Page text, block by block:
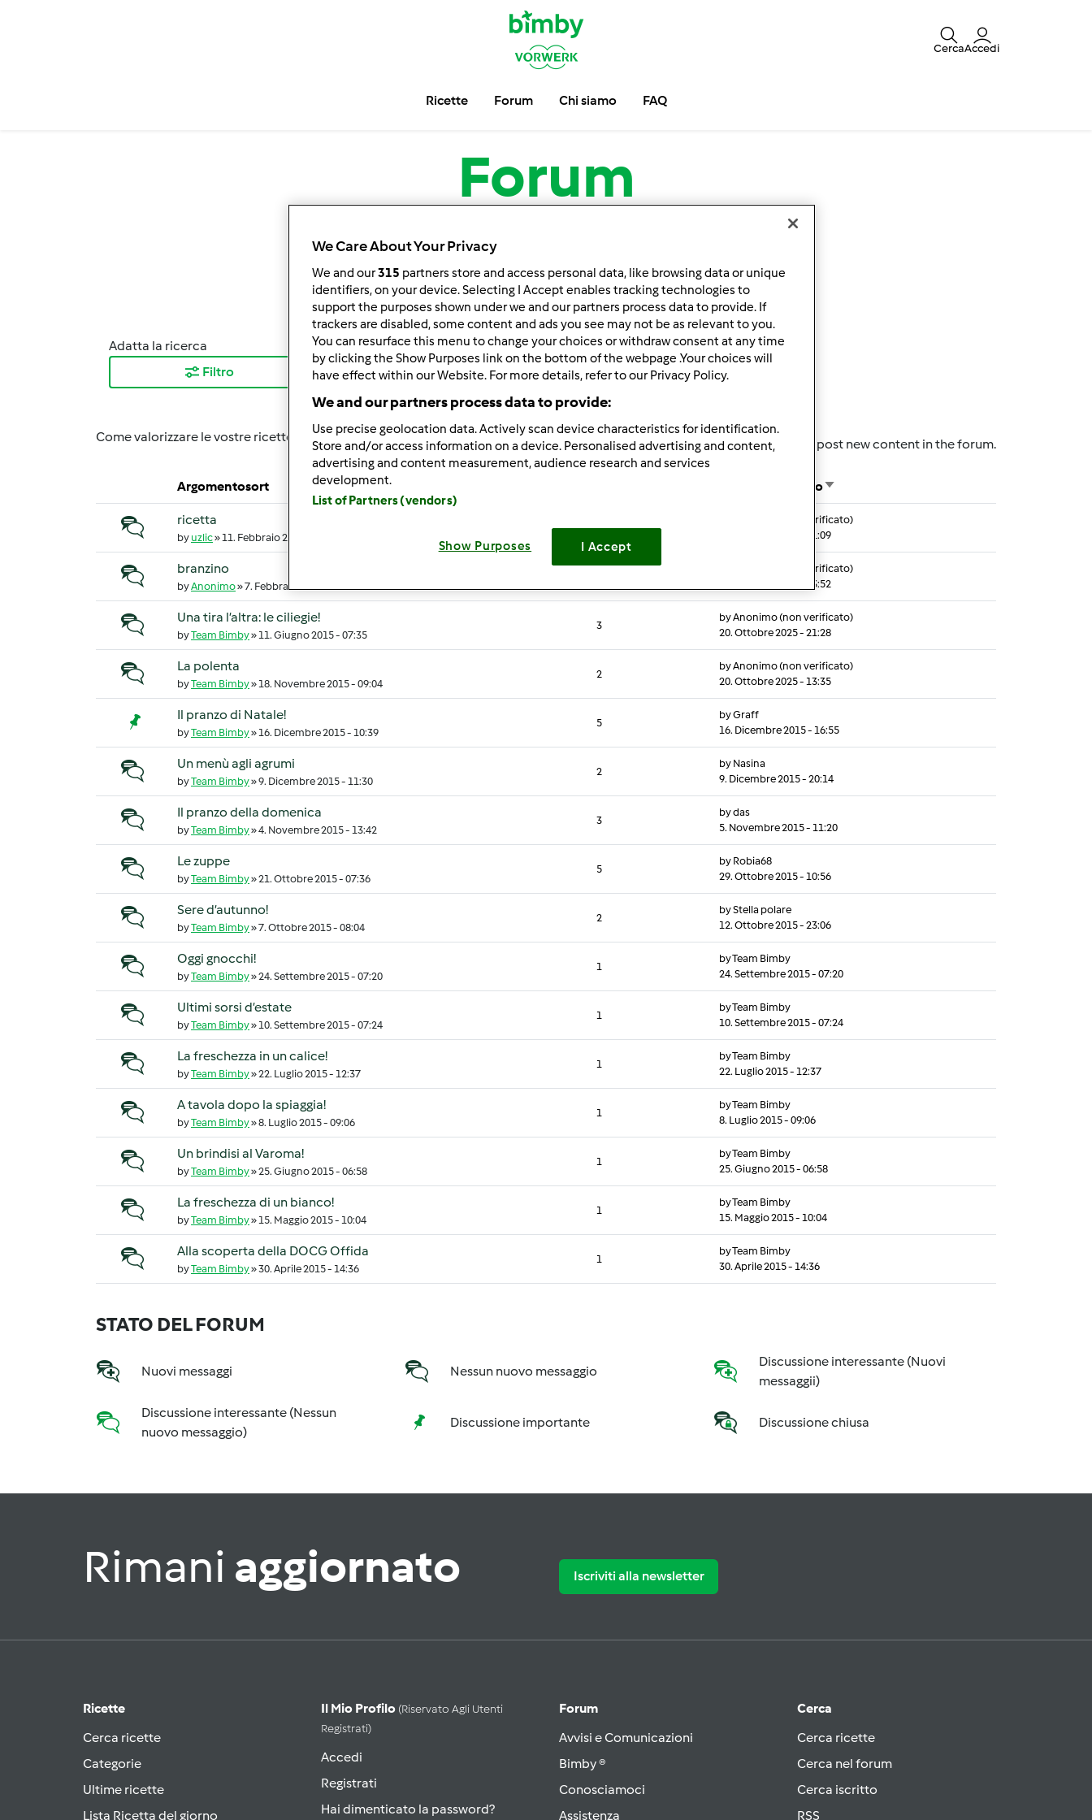
CercaAccedi
Ricette Forum Chi siamo FAQ
Forum
Adatta la ricerca
Filtro
Ordina per:
I risultati più recenti
Risultati per pagina:
10
Log in to post new content in the forum.
Come valorizzare le vostre ricette con il vino giusto!
Argomentosort Ultimo messaggioSort ascending
Discussione normale
ricetta
by uzlic»11. Febbraio 2016 - 12:08
6
Anonimo (non verificato)
22. Ottobre 2025 - 01:09
Discussione normale
branzino
byAnonimo»7. Febbraio 2016 - 13:48
Anonimo (non verificato)
21. Ottobre 2025 - 23:52
Discussione normale
Una tira l’altra: le ciliegie!
byTeam Bimby»11. Giugno 2015 - 07:35
3
byAnonimo (non verificato)
20. Ottobre 2025 - 21:28
Discussione normale
La polenta
byTeam Bimby»18. Novembre 2015 - 09:04
2
byAnonimo (non verificato)
20. Ottobre 2025 - 13:35
Discussione importante
Il pranzo di Natale!
byTeam Bimby»16. Dicembre 2015 - 10:39
5
byGraff
16. Dicembre 2015 - 16:55
Discussione normale
Un menù agli agrumi
byTeam Bimby»9. Dicembre 2015 - 11:30
2
by Nasina
9. Dicembre 2015 - 20:14
Discussione normale
Il pranzo della domenica
byTeam Bimby»4. Novembre 2015 - 13:42
3
bydas
5. Novembre 2015 - 11:20
Discussione normale
Le zuppe
byTeam Bimby»21. Ottobre 2015 - 07:36
5
by Robia68
29. Ottobre 2015 - 10:56
Discussione normale
Sere d’autunno!
byTeam Bimby»7. Ottobre 2015 - 08:04
2
byStella polare
12. Ottobre 2015 - 23:06
Discussione normale
Oggi gnocchi!
byTeam Bimby»24. Settembre 2015 - 07:20
1
byTeam Bimby
24. Settembre 2015 - 07:20
Discussione normale
Ultimi sorsi d’estate
byTeam Bimby»10. Settembre 2015 - 07:24
1
byTeam Bimby
10. Settembre 2015 - 07:24
Discussione normale
La freschezza in un calice!
byTeam Bimby»22. Luglio 2015 - 12:37
1
byTeam Bimby
22. Luglio 2015 - 12:37
Discussione normale
A tavola dopo la spiaggia!
byTeam Bimby»8. Luglio 2015 - 09:06
1
byTeam Bimby
8. Luglio 2015 - 09:06
Discussione normale
Un brindisi al Varoma!
byTeam Bimby»25. Giugno 2015 - 06:58
1
byTeam Bimby
25. Giugno 2015 - 06:58
Discussione normale
La freschezza di un bianco!
byTeam Bimby»15. Maggio 2015 - 10:04
1
byTeam Bimby
15. Maggio 2015 - 10:04
Discussione normale
Alla scoperta della DOCG Offida
byTeam Bimby»30. Aprile 2015 - 14:36
1
byTeam Bimby
30. Aprile 2015 - 14:36
STATO DEL FORUM
Nuovi messaggi Nessun nuovo messaggio
Discussione interessante (Nuovi
messaggii)
Discussione interessante (Nessun
nuovo messaggio)
Discussione importante Discussione chiusa
Rimani aggiornato Iscriviti alla newsletter
Ricette
Cerca ricette
Categorie
Ultime ricette
Lista Ricetta del giorno
Il Mio Profilo (riservato Agli Utenti
Registrati)
Accedi
Registrati
Hai dimenticato la password?
Forum
Avvisi e Comunicazioni
Bimby ®
Conosciamoci
Assistenza
Cerca
Cerca ricette
Cerca nel forum
Cerca iscritto
RSS
We Care About Your Privacy
We and our315 partners store and access personal data, like browsing data or unique
identifiers, on your device. Selecting I Accept enables tracking technologies to
support the purposes shown under we and our partners process data to provide. If
trackers are disabled, some content and ads you see may not be as relevant to you.
You can resurface this menu to change your choices or withdraw consent at any time
by clicking the Show Purposes link on the bottom of the webpage .Your choices will
have effect within our Website. For more details, refer to our Privacy Policy.
We and our partners process data to provide:
Use precise geolocation data. Actively scan device characteristics for identification.
Store and/or access information on a device. Personalised advertising and content,
advertising and content measurement, audience research and services
development.
List of Partners (vendors)
Show Purposes I Accept